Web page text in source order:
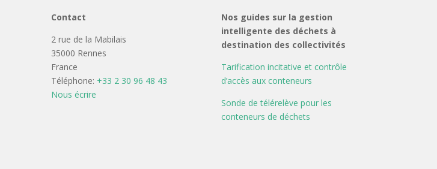
Contact
2 rue de la Mabilais
35000 Rennes
France
Téléphone: +33 2 30 96 48 43
Nous écrire
Nos guides sur la gestion
intelligente des déchets à
destination des collectivités
Tarification incitative et contrôle
d’accès aux conteneurs
Sonde de télérelève pour les
conteneurs de déchets